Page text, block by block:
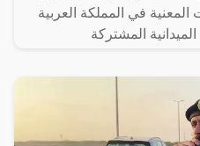
المعنية في المملكة العربية
المشتركة